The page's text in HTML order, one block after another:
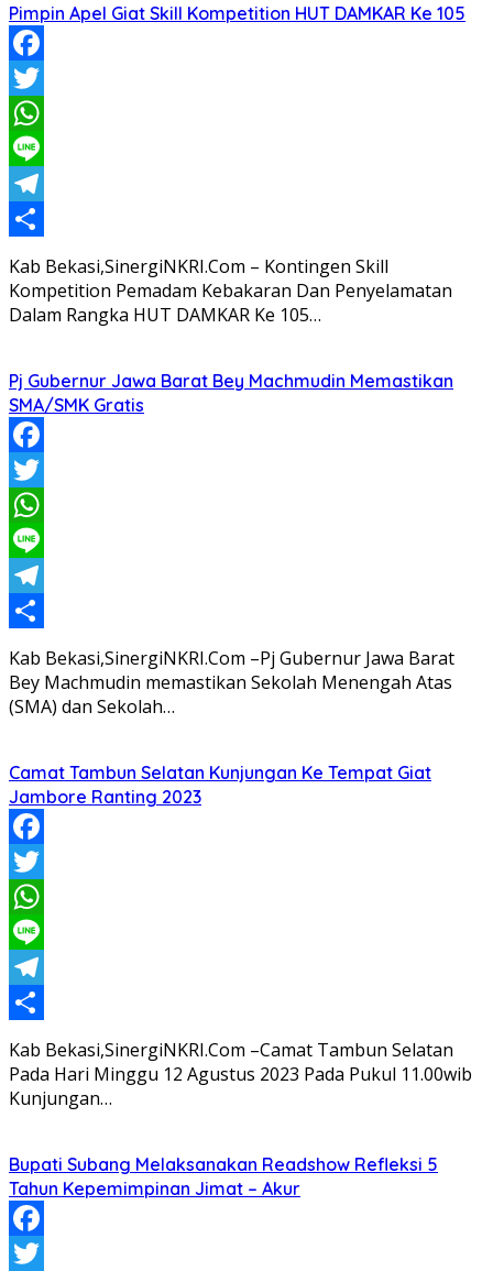
Pimpin Apel Giat Skill Kompetition HUT DAMKAR Ke 105
Facebook
Twitter
WhatsApp
Line
Telegram
Share
Kab Bekasi,SinergiNKRI.Com – Kontingen Skill
Kompetition Pemadam Kebakaran Dan Penyelamatan
Dalam Rangka HUT DAMKAR Ke 105…
Pj Gubernur Jawa Barat Bey Machmudin Memastikan
SMA/SMK Gratis
Facebook
Twitter
WhatsApp
Line
Telegram
Share
Kab Bekasi,SinergiNKRI.Com –Pj Gubernur Jawa Barat
Bey Machmudin memastikan Sekolah Menengah Atas
(SMA) dan Sekolah…
Camat Tambun Selatan Kunjungan Ke Tempat Giat
Jambore Ranting 2023
Facebook
Twitter
WhatsApp
Line
Telegram
Share
Kab Bekasi,SinergiNKRI.Com –Camat Tambun Selatan
Pada Hari Minggu 12 Agustus 2023 Pada Pukul 11.00wib
Kunjungan…
Bupati Subang Melaksanakan Readshow Refleksi 5
Tahun Kepemimpinan Jimat – Akur
Facebook